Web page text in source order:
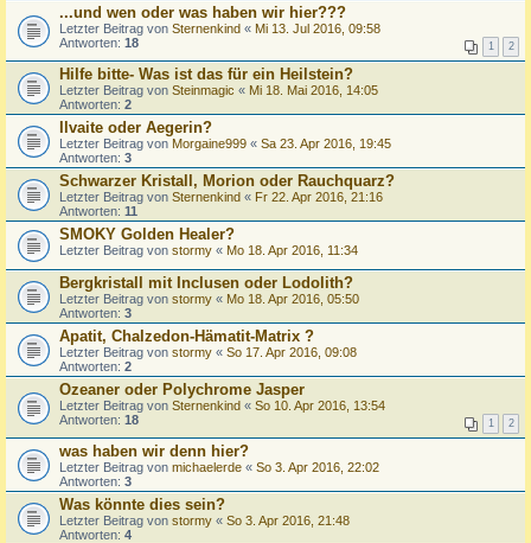
...und wen oder was haben wir hier???
Letzter Beitrag von Sternenkind « Mi 13. Jul 2016, 09:58
Antworten: 18 1 2
Hilfe bitte- Was ist das für ein Heilstein?
Letzter Beitrag von Steinmagic « Mi 18. Mai 2016, 14:05
Antworten: 2
Ilvaite oder Aegerin?
Letzter Beitrag von Morgaine999 « Sa 23. Apr 2016, 19:45
Antworten: 3
Schwarzer Kristall, Morion oder Rauchquarz?
Letzter Beitrag von Sternenkind « Fr 22. Apr 2016, 21:16
Antworten: 11
SMOKY Golden Healer?
Letzter Beitrag von stormy « Mo 18. Apr 2016, 11:34
Bergkristall mit Inclusen oder Lodolith?
Letzter Beitrag von stormy « Mo 18. Apr 2016, 05:50
Antworten: 3
Apatit, Chalzedon-Hämatit-Matrix ?
Letzter Beitrag von stormy « So 17. Apr 2016, 09:08
Antworten: 2
Ozeaner oder Polychrome Jasper
Letzter Beitrag von Sternenkind « So 10. Apr 2016, 13:54
Antworten: 18 1 2
was haben wir denn hier?
Letzter Beitrag von michaelerde « So 3. Apr 2016, 22:02
Antworten: 3
Was könnte dies sein?
Letzter Beitrag von stormy « So 3. Apr 2016, 21:48
Antworten: 4